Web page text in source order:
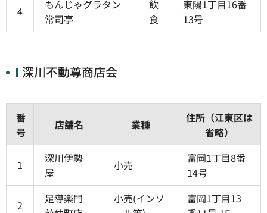
4
もんじゃグラタン
常司亭
飲
食
東陽1丁目16番
13号
深川不動尊商店会
番
号
店舗名 業種
住所（江東区は
省略）
1
深川伊勢
屋
小売
富岡1丁目8番
14号
2
足導楽門
小売(インソ
富岡1丁目13